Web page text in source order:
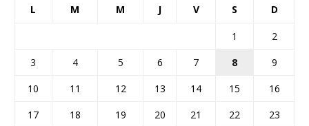
L M M J V S D
1
2
3
4 5 6 7 8
9
10
11 12 13 14 15
16
17
18 19 20 21 22
23